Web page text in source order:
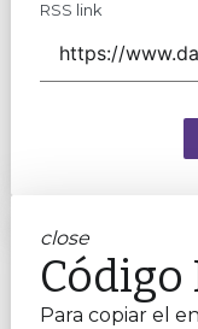
RSS link
close
Código
Para copiar el